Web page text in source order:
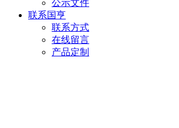
公示文件
联系国亨
联系方式
在线留言
产品定制